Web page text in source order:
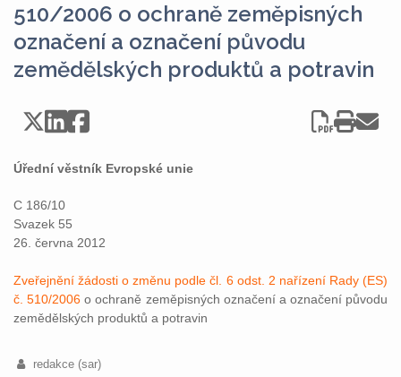
510/2006 o ochraně zeměpisných
označení a označení původu
zemědělských produktů a potravin
Úřední věstník Evropské unie
C 186/10
Svazek 55
26. června 2012
Zveřejnění žádosti o změnu podle čl. 6 odst. 2 nařízení Rady (ES)
č. 510/2006o ochraně zeměpisných označení a označení původu
zemědělských produktů a potravin
redakce (sar)